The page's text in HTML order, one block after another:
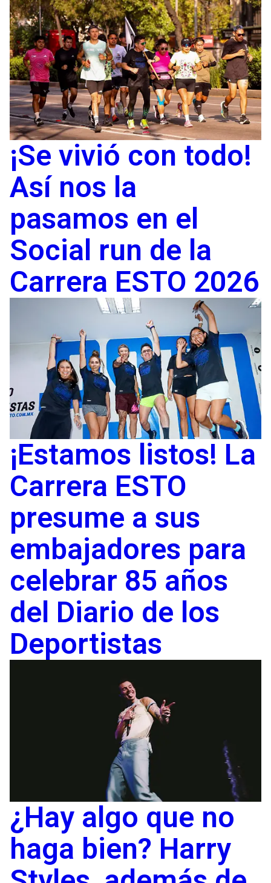
¡Se vivió con todo!
Así nos la
pasamos en el
Social run de la
Carrera ESTO 2026
¡Estamos listos! La
Carrera ESTO
presume a sus
embajadores para
celebrar 85 años
del Diario de los
Deportistas
¿Hay algo que no
haga bien? Harry